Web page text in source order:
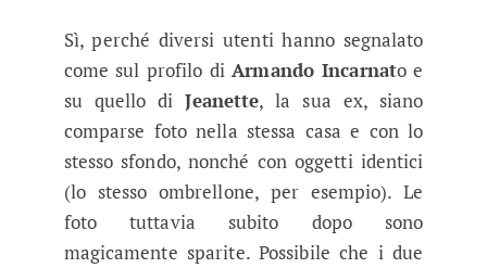
Sì, perché diversi utenti hanno segnalato
come sul profilo diArmando Incarnato e
su quello diJeanette, la sua ex, siano
comparse foto nella stessa casa e con lo
stesso sfondo, nonché con oggetti identici
(lo stesso ombrellone, per esempio). Le
foto tuttavia subito dopo sono
magicamente sparite. Possibile che i due